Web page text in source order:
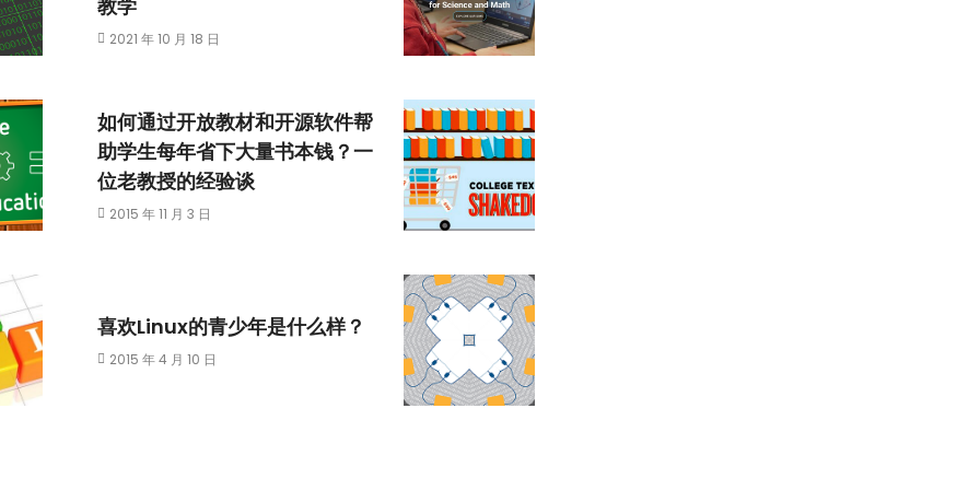
教学
2021 年 10 月 18 日
如何通过开放教材和开源软件帮
助学生每年省下大量书本钱？一
位老教授的经验谈
2015 年 11 月 3 日
喜欢Linux的青少年是什么样？
2015 年 4 月 10 日